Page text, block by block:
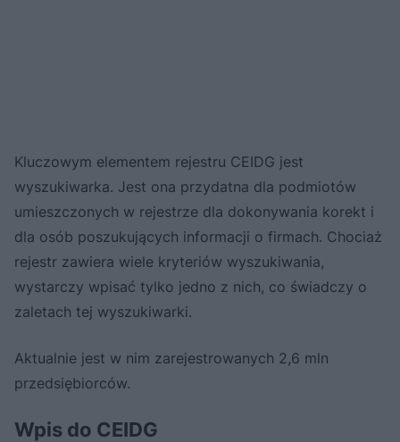
Kluczowym elementem rejestru CEIDG jest
wyszukiwarka. Jest ona przydatna dla podmiotów
umieszczonych w rejestrze dla dokonywania korekt i
dla osób poszukujących informacji o firmach. Chociaż
rejestr zawiera wiele kryteriów wyszukiwania,
wystarczy wpisać tylko jedno z nich, co świadczy o
zaletach tej wyszukiwarki.
Aktualnie jest w nim zarejestrowanych 2,6 mln
przedsiębiorców.
Wpis do CEIDG